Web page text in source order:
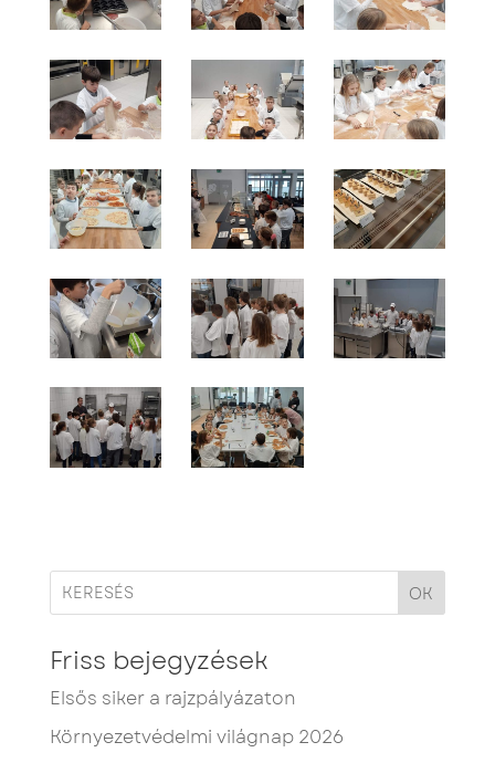
OK
Friss bejegyzések
Elsős siker a rajzpályázaton
Környezetvédelmi világnap 2026